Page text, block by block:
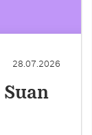
28.07.2026